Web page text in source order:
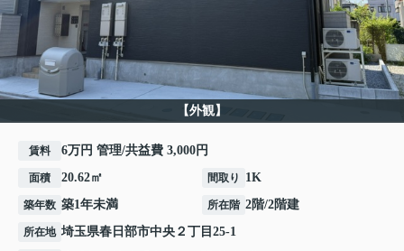
【外観】
賃料 6万円 管理/共益費 3,000円
面積 20.62㎡ 間取り 1K
築年数 築1年未満 所在階 2階/2階建
所在地 埼玉県春日部市中央 ２丁目25-1